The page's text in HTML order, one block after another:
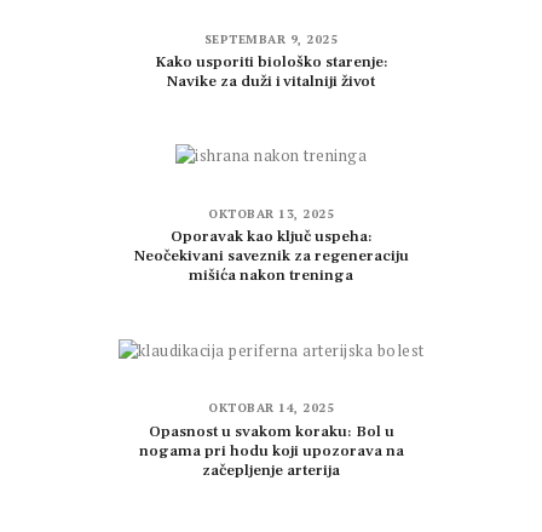
SEPTEMBAR 9, 2025
Kako usporiti biološko starenje:
Navike za duži i vitalniji život
OKTOBAR 13, 2025
Oporavak kao ključ uspeha:
Neočekivani saveznik za regeneraciju
mišića nakon treninga
OKTOBAR 14, 2025
Opasnost u svakom koraku: Bol u
nogama pri hodu koji upozorava na
začepljenje arterija